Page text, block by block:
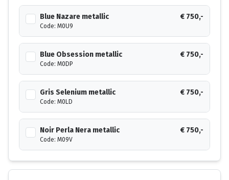
Blue Nazare metallic
Code: M0U9
€ 750,-
Blue Obsession metallic
Code: M0DP
€ 750,-
Gris Selenium metallic
Code: M0LD
€ 750,-
Noir Perla Nera metallic
Code: M09V
€ 750,-